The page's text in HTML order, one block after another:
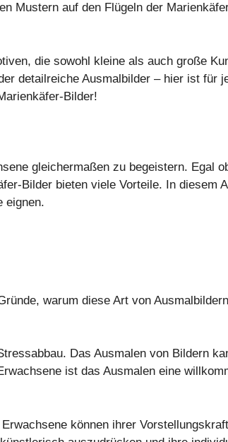
Mustern auf den Flügeln der
die sowohl kleine als auch große
detailreiche Ausmalbilder – hier ist für
Bilder!
gleichermaßen zu begeistern. Egal
Bilder bieten viele Vorteile. In diesem
eignen.
warum diese Art von
Das Ausmalen von Bildern
ist das Ausmalen eine
können ihrer